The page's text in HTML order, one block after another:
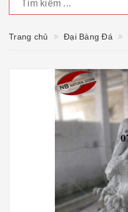
Trang chủ Đại Bàng Đá